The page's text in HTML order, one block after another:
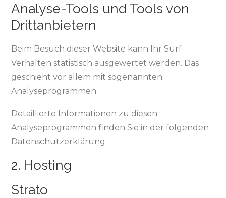
Analyse-Tools und Tools von
Dritt­anbietern
Beim Besuch dieser Website kann Ihr Surf-
Verhalten statistisch ausgewertet werden. Das
geschieht vor allem mit sogenannten
Analyseprogrammen.
Detaillierte Informationen zu diesen
Analyseprogrammen finden Sie in der folgenden
Datenschutzerklärung.
2. Hosting
Strato